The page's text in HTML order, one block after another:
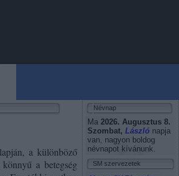
a különböző
a betegség
Névnap
Ma 2026. Augusztus 8.
Szombat, László napja
van, nagyon boldog
névnapot kívánunk.
SM szervezetek